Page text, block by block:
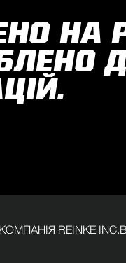
НА
REINKE